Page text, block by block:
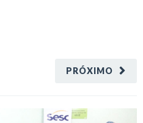
PRÓXIMO